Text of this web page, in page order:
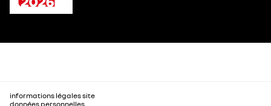
informations légales site
données personnelles